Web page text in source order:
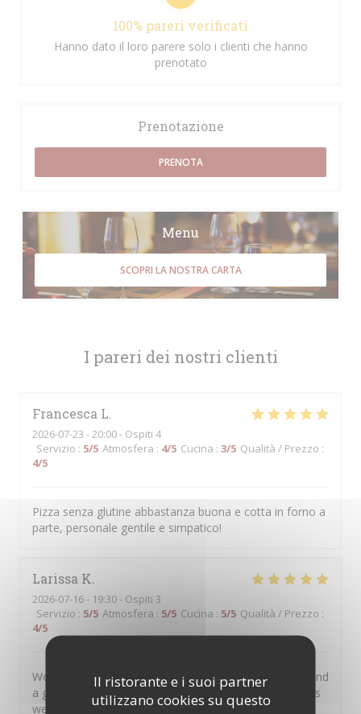
Il ristorante e i suoi partner
utilizzano cookies su questo
I pareri dei nostri clienti
Francesca L
2026-07-23 - 20:00 - Ospiti 4
Servizio : 5/5 Atmosfera : 4/5 Cucina : 3/5 Qualità / Prezzo :
4/5
Pizza senza glutine abbastanza buona e cotta in forno a
parte, personale gentile e simpatico!
Larissa K
2026-07-16- 19:30 - Ospiti 3
Servizio : 5/5 Atmosfera : 5/5 Cucina : 5/5 Qualità / Prezzo :
4/5
Wonderful atmosphere, very kind waiters/waitresses and
a great glutenfree Pizza. A beautiful spot for tourists as
well as the staff is multilingual and even my grandma,
100% pareri verificati
Hanno dato il loro parere solo i clienti che hanno
prenotato
Prenotazione
PRENOTA
Menu
SCOPRI LA NOSTRA CARTA